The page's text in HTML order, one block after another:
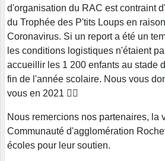
d'organisation du RAC est contraint
du Trophée des P'tits Loups en
Coronavirus. Si un report a été un
les conditions logistiques n'étaient
accueillir les 1 200 enfants au stade
fin de l'année scolaire. Nous vous
vous en 2021 🏃‍♀️
Nous remercions nos partenaires, la
Communauté d'agglomération
écoles pour leur soutien.